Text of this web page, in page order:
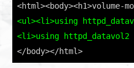
<ul><li>using
<li>using
</body></html>